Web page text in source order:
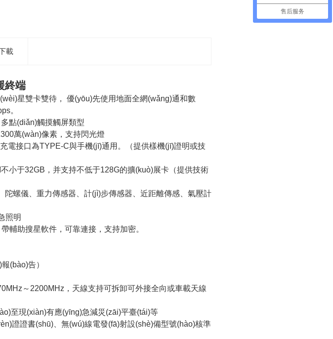
載
終端
星雙卡雙待， 優(yōu)先使用地面全網(wǎng)通和數
。
點(diǎn)觸摸觸屏類型
萬(wàn)像素，支持閃光燈
電接口為TYPE-C與手機(jī)通用。（提供樣機(jī)證明或技
小于32GB，并支持不低于128G的擴(kuò)展卡（提供技術
陀螺儀、重力傳感器、計(jì)步傳感器、近距離傳感、氣壓計
照明
輔助搜星軟件，可靠連接，支持加密。
(bào)告）
～2200MHz，天線支持可拆卸可外接全向或車載天線
至現(xiàn)有應(yīng)急減災(zāi)平臺(tái)等
證證書(shū)、無(wú)線電發(fā)射設(shè)備型號(hào)核準
售后服务